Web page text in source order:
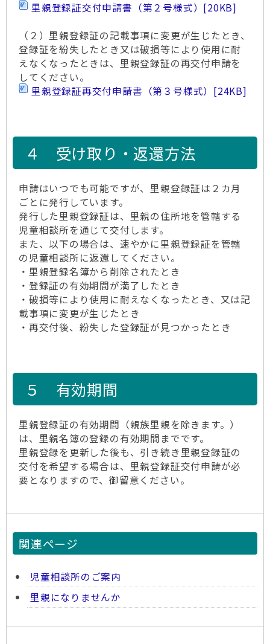
里親登録証交付申請書（第２号様式） [20KB]
（２）里親登録証の記載事項に変更が生じたとき、
登録証を紛失したとき又は破損等により使用に耐
えなくなったときは、里親登録証の再交付申請を
してください。
里親登録証再交付申請書（第３号様式） [24KB]
４ 受け取り・返還方法
申請はいつでも可能ですが、里親登録証は２カ月
ごとに発行しています。
発行した里親登録証は、里親の住所地を管轄する
児童相談所を通じて交付します。
また、以下の場合は、速やかに里親登録証を管轄
の児童相談所に返還してください。
・里親登録名簿から削除されたとき
・登録証の有効期間が満了したとき
・破損等により使用に耐えなくなったとき、又は記
載事項に変更が生じたとき
・再交付後、紛失した登録証が見つかったとき
５ 有効期間
里親登録証の有効期間（親族里親を除きます。）
は、里親名簿の登録の有効期間までです。
里親登録を更新した後も、引き続き里親登録証の
交付を希望する場合は、里親登録証交付申請が必
要となりますので、御留意ください。
関連ページ
児童相談所のご案内
里親になりませんか